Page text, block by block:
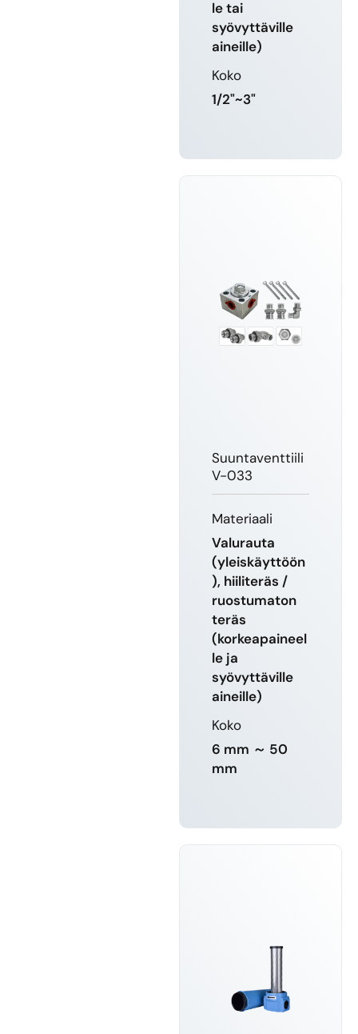
le tai
syövyttäville
aineille)
Koko
1/2"~3"
LUE LISÄÄ
Suuntaventtiili
V-033
Materiaali
Valurauta
(yleiskäyttöön
), hiiliteräs /
ruostumaton
teräs
(korkeapaineel
le ja
syövyttäville
aineille)
Koko
6 mm ～ 50
mm
LUE LISÄÄ